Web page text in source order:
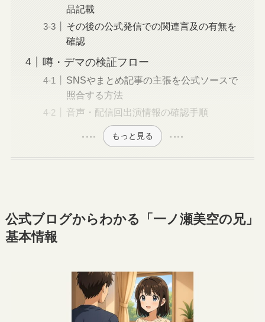
品記載
その後の公式発信での関連言及の有無を
確認
噂・デマの検証フロー
SNSやまとめ記事の主張を公式ソースで
照合する方法
音声・配信回出演情報の確認手順
もっと見る
公式ブログからわかる「一ノ瀬美空の兄」
基本情報